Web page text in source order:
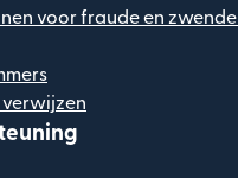
voor fraude en zwendel